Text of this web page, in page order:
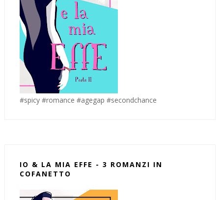
#spicy #romance #agegap #secondchance
IO & LA MIA EFFE - 3 ROMANZI IN
COFANETTO